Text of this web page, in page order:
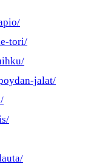
tori/
jalat/